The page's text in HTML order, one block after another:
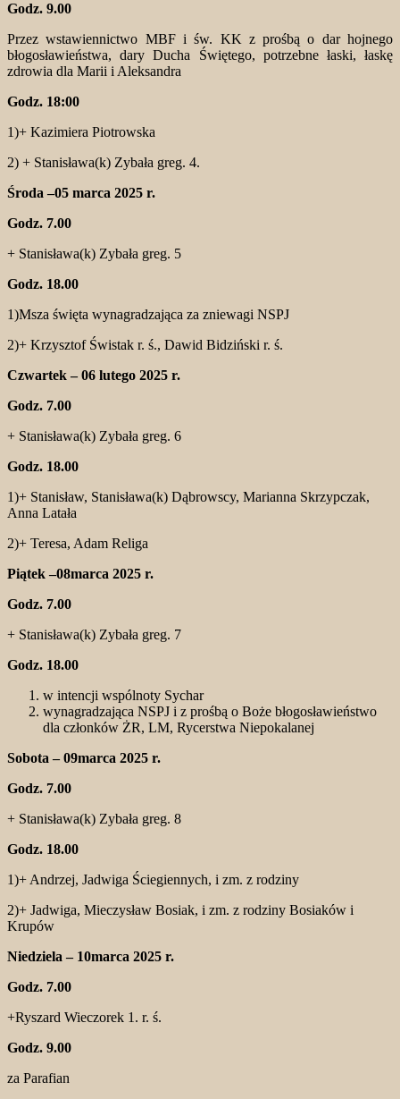
Godz. 9.00
Przez wstawiennictwo MBF i św. KK z prośbą o dar hojnego
błogosławieństwa, dary Ducha Świętego, potrzebne łaski, łaskę
zdrowia dla Marii i Aleksandra
Godz. 18:00
1)+ Kazimiera Piotrowska
2) + Stanisława(k) Zybała greg. 4.
Środa –05 marca 2025 r.
Godz. 7.00
+ Stanisława(k) Zybała greg. 5
Godz. 18.00
1)Msza święta wynagradzająca za zniewagi NSPJ
2)+ Krzysztof Świstak r. ś., Dawid Bidziński r. ś.
Czwartek – 06 lutego 2025 r.
Godz. 7.00
+ Stanisława(k) Zybała greg. 6
Godz. 18.00
1)+ Stanisław, Stanisława(k) Dąbrowscy, Marianna Skrzypczak,
Anna Latała
2)+ Teresa, Adam Religa
Piątek –08marca 2025 r.
Godz. 7.00
+ Stanisława(k) Zybała greg. 7
Godz. 18.00
w intencji wspólnoty Sychar
wynagradzająca NSPJ i z prośbą o Boże błogosławieństwo
dla członków ŻR, LM, Rycerstwa Niepokalanej
Sobota – 09marca 2025 r.
Godz. 7.00
+ Stanisława(k) Zybała greg. 8
Godz. 18.00
1)+ Andrzej, Jadwiga Ściegiennych, i zm. z rodziny
2)+ Jadwiga, Mieczysław Bosiak, i zm. z rodziny Bosiaków i
Krupów
Niedziela – 10marca 2025 r.
Godz. 7.00
+Ryszard Wieczorek 1. r. ś.
Godz. 9.00
za Parafian